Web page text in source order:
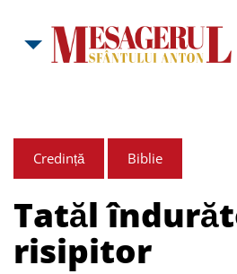
Credință Biblie
Tatăl
risipitor